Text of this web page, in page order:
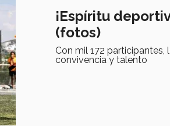
¡Espíritu
(fotos)
Con mil 172 participantes,
convivencia y talento